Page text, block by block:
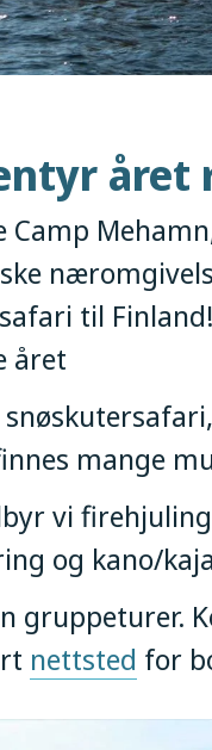
året
Camp
til
året
mange
vi
og kano/
gruppeturer.
nettsted for